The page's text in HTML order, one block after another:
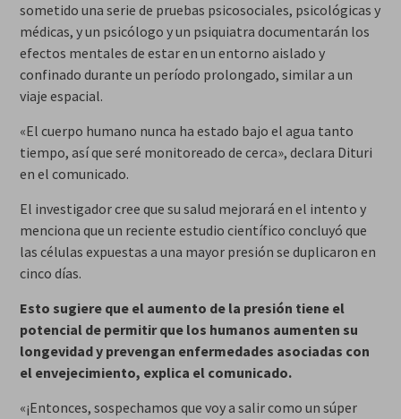
sometido una serie de pruebas psicosociales, psicológicas y
médicas, y un psicólogo y un psiquiatra documentarán los
efectos mentales de estar en un entorno aislado y
confinado durante un período prolongado, similar a un
viaje espacial.
«El cuerpo humano nunca ha estado bajo el agua tanto
tiempo, así que seré monitoreado de cerca», declara Dituri
en el comunicado.
El investigador cree que su salud mejorará en el intento y
menciona que un reciente estudio científico concluyó que
las células expuestas a una mayor presión se duplicaron en
cinco días.
Esto sugiere que el aumento de la presión tiene el
potencial de permitir que los humanos aumenten su
longevidad y prevengan enfermedades asociadas con
el envejecimiento, explica el comunicado.
«¡Entonces, sospechamos que voy a salir como un súper